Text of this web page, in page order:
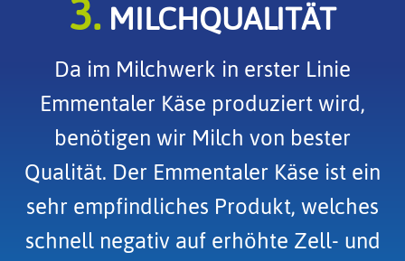
3. MILCHQUALITÄT
Da im Milchwerk in erster Linie
Emmentaler Käse produziert wird,
benötigen wir Milch von bester
Qualität. Der Emmentaler Käse ist ein
sehr empfindliches Produkt, welches
schnell negativ auf erhöhte Zell- und